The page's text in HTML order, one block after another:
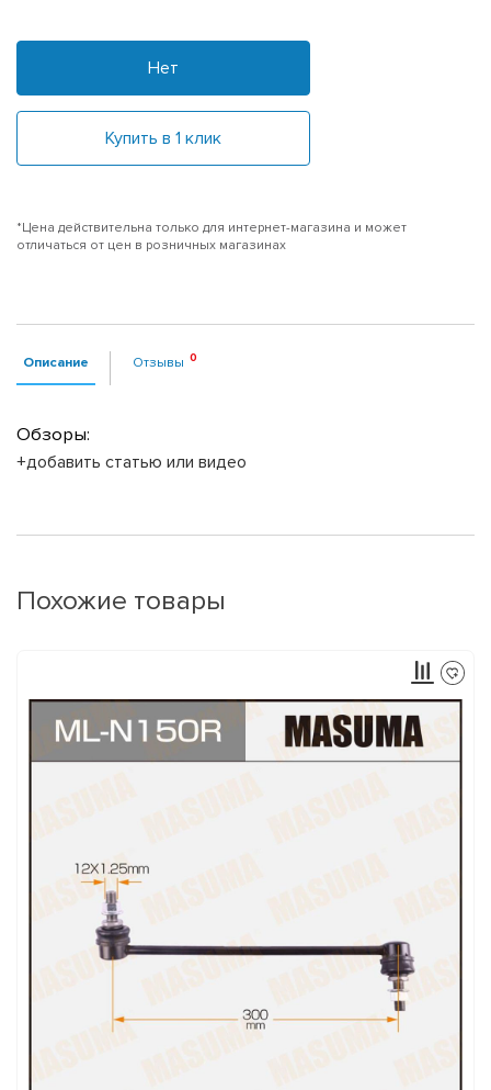
Нет
Купить в 1 клик
*Цена действительна только для интернет-магазина и может
отличаться от цен в розничных магазинах
Описание Отзывы
Обзоры:
+добавить статью или видео
Похожие товары